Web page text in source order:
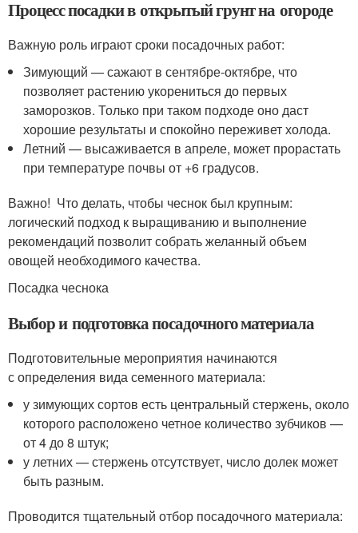
Процесс посадки в открытый грунт на огороде
Важную роль играют сроки посадочных работ:
Зимующий — сажают в сентябре-октябре, что
позволяет растению укорениться до первых
заморозков. Только при таком подходе оно даст
хорошие результаты и спокойно переживет холода.
Летний — высаживается в апреле, может прорастать
при температуре почвы от +6 градусов.
Важно! Что делать, чтобы чеснок был крупным:
логический подход к выращиванию и выполнение
рекомендаций позволит собрать желанный объем
овощей необходимого качества.
Посадка чеснока
Выбор и подготовка посадочного материала
Подготовительные мероприятия начинаются
с определения вида семенного материала:
у зимующих сортов есть центральный стержень, около
которого расположено четное количество зубчиков —
от 4 до 8 штук;
у летних — стержень отсутствует, число долек может
быть разным.
Проводится тщательный отбор посадочного материала: